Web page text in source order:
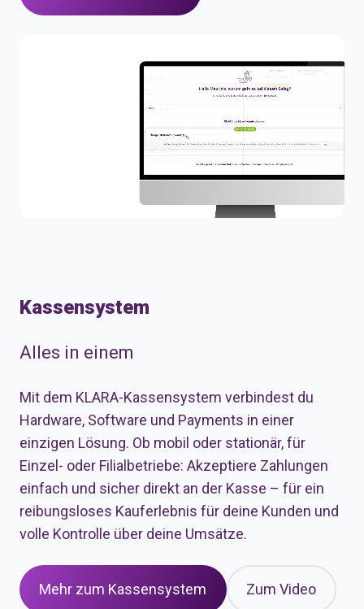
Kassensystem
Alles in einem
Mit dem KLARA-Kassensystem verbindest du
Hardware, Software und Payments in einer
einzigen Lösung. Ob mobil oder stationär, für
Einzel- oder Filialbetriebe: Akzeptiere Zahlungen
einfach und sicher direkt an der Kasse – für ein
reibungsloses Kauferlebnis für deine Kunden und
volle Kontrolle über deine Umsätze.
Mehr zum Kassensystem Zum Video